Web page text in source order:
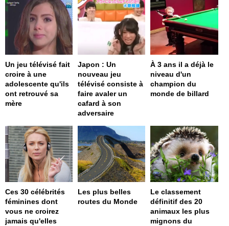
Un jeu télévisé fait
croire à une
adolescente qu'ils
ont retrouvé sa
mère
Japon : Un
nouveau jeu
télévisé consiste à
faire avaler un
cafard à son
adversaire
À 3 ans il a déjà le
niveau d'un
champion du
monde de billard
Ces 30 célébrités
féminines dont
vous ne croirez
jamais qu'elles
Les plus belles
routes du Monde
Le classement
définitif des 20
animaux les plus
mignons du